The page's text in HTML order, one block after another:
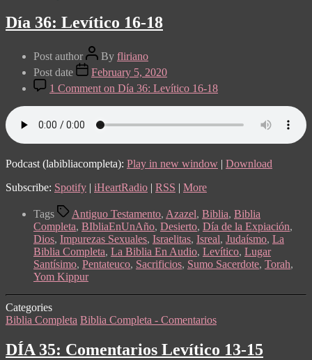
Día 36: Levítico 16-18
Post author By fliriano
Post date
February 5, 2020
1 Comment on Día 36: Levítico 16-18
Podcast (labibliacompleta): Play in new window | Download
Subscribe: Spotify | iHeartRadio | RSS | More
Tags Antiguo Testamento, Azazel, Biblia, Biblia
Completa, BIbliaEnUnAño, Desierto, Día de la Expiación,
Dios, Impurezas Sexuales, Israelitas, Isreal, Judaísmo, La
Biblia Completa, La Biblia En Audio, Levítico, Lugar
Santísimo, Pentateuco, Sacrificios, Sumo Sacerdote, Torah,
Yom Kippur
Categories
Biblia Completa Biblia Completa - Comentarios
DÍA 35: Comentarios Levítico 13-15